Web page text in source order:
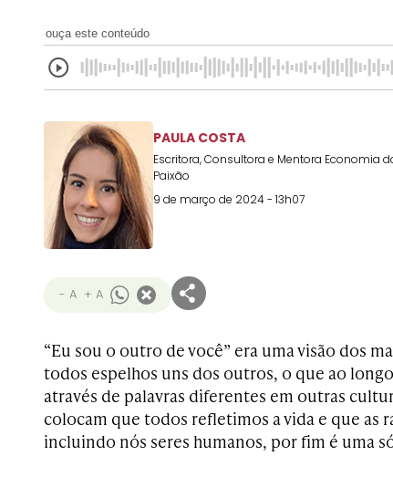
ouça este conteúdo
PAULA COSTA
Escritora, Consultora e Mentora Economia
Paixão
9 de março de 2024 - 13h07
- A + A
“Eu sou o outro de você” era uma visão dos
todos espelhos uns dos outros, o que ao
através de palavras diferentes em outras
colocam que todos refletimos a vida e que as
incluindo nós seres humanos, por fim é uma